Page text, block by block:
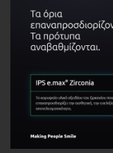
Εκμάθηση νέων
της
Πώς η τεχνική